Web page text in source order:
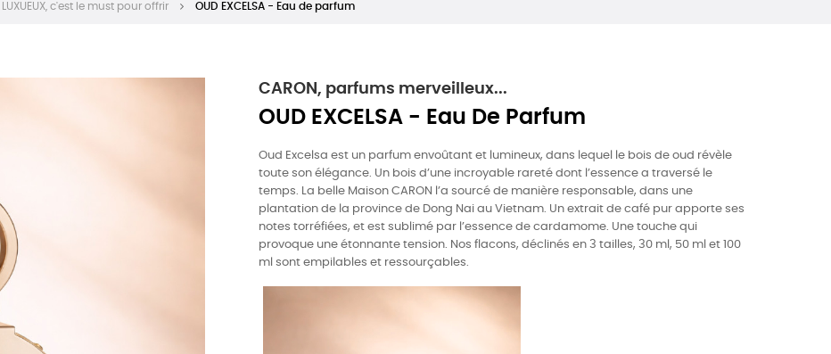
LUXUEUX, c'est le must pour offrir OUD EXCELSA - Eau de parfum
CARON, parfums merveilleux...
OUD EXCELSA - Eau De Parfum
Oud Excelsa est un parfum envoûtant et lumineux, dans lequel le bois de oud révèle
toute son élégance. Un bois d’une incroyable rareté dont l’essence a traversé le
temps. La belle Maison CARON l’a sourcé de manière responsable, dans une
plantation de la province de Dong Nai au Vietnam. Un extrait de café pur apporte ses
notes torréfiées, et est sublimé par l’essence de cardamome. Une touche qui
provoque une étonnante tension. Nos flacons, déclinés en 3 tailles, 30 ml, 50 ml et 100
ml sont empilables et ressourçables.